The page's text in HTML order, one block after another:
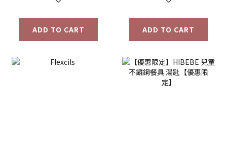
ADD TO CART ADD TO CART